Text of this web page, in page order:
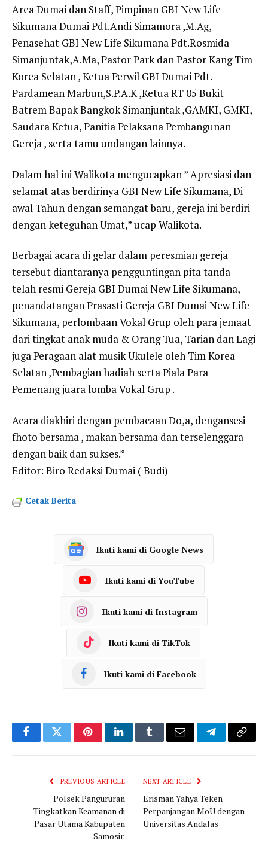
Area Dumai dan Staff, Pimpinan GBI New Life
Sikumana Dumai Pdt.Andi Simamora ,M.Ag,
Penasehat GBI New Life Sikumana Pdt.Rosmida
Simanjuntak,A.Ma, Pastor Park dan Pastor Kang Tim
Korea Selatan , Ketua Perwil GBI Dumai Pdt.
Pardamean Marbun,S.P.A.K ,Ketua RT 05 Bukit
Batrem Bapak Bangkok Simanjuntak ,GAMKI, GMKI,
Saudara Ketua, Panitia Pelaksana Pembangunan
Gereja , serta tamu undangan lainnya.
Dalam hal ini Walikota mengucapkan ” Apresiasi dan
selamat atas berdirinya GBI New Life Sikumana, Di
awal Tahun dengan semangat baru, gereja ini berdiri
dengan keteguhan Umat,” ucap Walikota.
Berbagai acara di gelar dalam peresmian gereja
tersebut diantaranya pengguntingan pita tanda
telah resmi Gereja GBI Dumai New Life Sikumana,
penandatangan Prasasti Gereja GBI Dumai New Life
Sikumana, perlombaan Vokal Grup oleh para jemaat
dari tingkat anak muda & Orang Tua, Tarian dan Lagi
juga Peragaan alat musik Ukulele oleh Tim Korea
Selatan ,Pembagian hadiah serta Piala Para
Pemenang juara lomba Vokal Grup .
Acara diakhiri dengan pembacaan Do,a, dengansesi
fhoto bersama , makan bersama dan terselenggara
dengan baik dan sukses.*
Editor: Biro Redaksi Dumai ( Budi)
Cetak Berita
Ikuti kami di Google News
Ikuti kami di YouTube
Ikuti kami di Instagram
Ikuti kami di TikTok
Ikuti kami di Facebook
FacebookTwitterPinterestLinkedInTumblrEmail TelegramCopy
PREVIOUS ARTICLE
Polsek Pangururan
Tingkatkan Keamanan di
Pasar Utama Kabupaten
Samosir.
NEXT ARTICLE
Erisman Yahya Teken
Perpanjangan MoU dengan
Universitas Andalas